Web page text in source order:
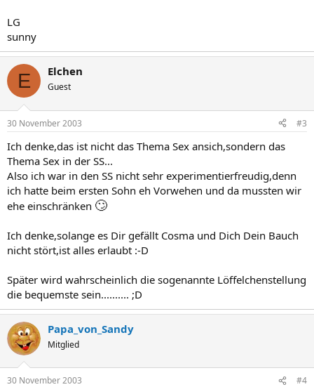
LG
sunny
E Elchen
Guest
30 November 2003 #3
Ich denke,das ist nicht das Thema Sex ansich,sondern das
Thema Sex in der SS...
Also ich war in den SS nicht sehr experimentierfreudig,denn
ich hatte beim ersten Sohn eh Vorwehen und da mussten wir
ehe einschränken 🙄
Ich denke,solange es Dir gefällt Cosma und Dich Dein Bauch
nicht stört,ist alles erlaubt :-D
Später wird wahrscheinlich die sogenannte Löffelchenstellung
die bequemste sein.......... ;D
Papa_von_Sandy
Mitglied
30 November 2003 #4